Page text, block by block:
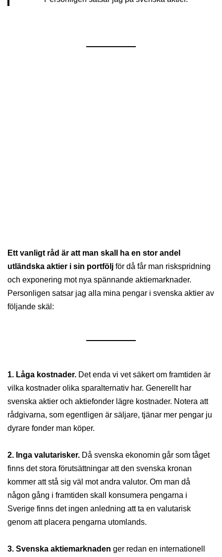
Ett vanligt råd är att man skall ha en stor andel
utländska aktier i sin portföljför då får man riskspridning
och exponering mot nya spännande aktiemarknader.
Personligen satsar jag alla mina pengar i svenska aktier av
följande skäl:
1. Låga kostnader. Det enda vi vet säkert om framtiden är
vilka kostnader olika sparalternativ har. Generellt har
svenska aktier och aktiefonder lägre kostnader. Notera att
rådgivarna, som egentligen är säljare, tjänar mer pengar ju
dyrare fonder man köper.
2. Inga valutarisker. Då svenska ekonomin går som tåget
finns det stora förutsättningar att den svenska kronan
kommer att stå sig väl mot andra valutor. Om man då
någon gång i framtiden skall konsumera pengarna i
Sverige finns det ingen anledning att ta en valutarisk
genom att placera pengarna utomlands.
3. Svenska aktiemarknadenger redan en internationell